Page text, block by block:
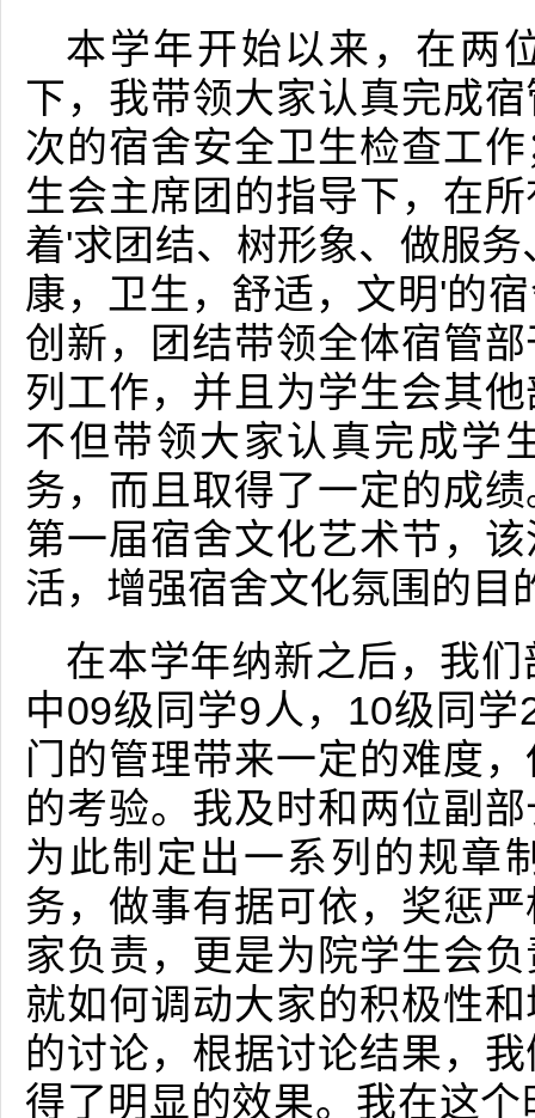
本学年开始以来，在两
下，我带领大家认真完成
次的宿舍安全卫生检查工
生会主席团的指导下，在
着'求团结、树形象、做服
康，卫生，舒适，文明'的
创新，团结带领全体宿管
列工作，并且为学生会其
不但带领大家认真完成学
务，而且取得了一定的成
第一届宿舍文化艺术节，
活，增强宿舍文化氛围的目
在本学年纳新之后，我
中09级同学9人，10级同
门的管理带来一定的难度
的考验。我及时和两位副
为此制定出一系列的规章
务，做事有据可依，奖惩
家负责，更是为院学生会
就如何调动大家的积极性
的讨论，根据讨论结果，
得了明显的效果。我在这